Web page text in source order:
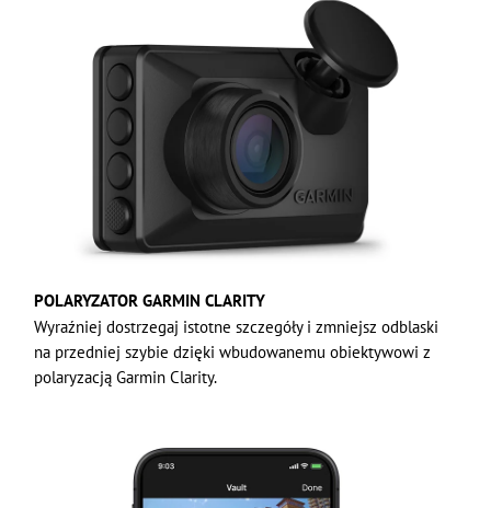
POLARYZATOR GARMIN CLARITY
Wyraźniej dostrzegaj istotne szczegóły i zmniejsz odblaski
na przedniej szybie dzięki wbudowanemu obiektywowi z
polaryzacją Garmin Clarity.